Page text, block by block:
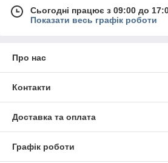
Сьогодні працює з 09:00 до
Показати весь графік роботи
Про нас
Контакти
Доставка та оплата
Графік роботи